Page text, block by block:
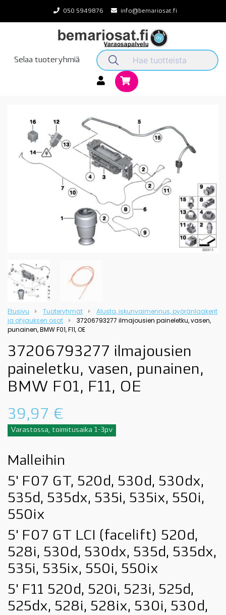
content
050 5949876 info@bemariosat.fi
Selaa tuoteryhmiä
Etusivu Tuoteryhmät
Alusta, iskunvaimennus, pyöränlaakerit
ja ohjauksen osat
37206793277 ilmajousien paineletku, vasen,
punainen, BMW F01, F11, OE
37206793277 ilmajousien
paineletku, vasen, punainen,
BMW F01, F11, OE
39,97 €
Varastossa, toimitusaika 1-3pv
Malleihin
5' F07 GT, 520d, 530d, 530dx,
535d, 535dx, 535i, 535ix, 550i,
550ix
5' F07 GT LCI (facelift) 520d,
528i, 530d, 530dx, 535d, 535dx,
535i, 535ix, 550i, 550ix
5' F11 520d, 520i, 523i, 525d,
525dx, 528i, 528ix, 530i, 530d,